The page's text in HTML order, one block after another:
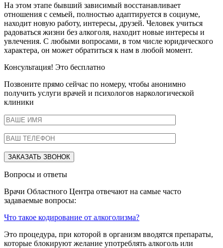
На этом этапе бывший зависимый восстанавливает
отношения с семьей, полностью адаптируется в социуме,
находит новую работу, интересы, друзей. Человек учиться
радоваться жизни без алкоголя, находит новые интересы и
увлечения. С любыми вопросами, в том числе юридического
характера, он может обратиться к нам в любой момент.
Консультация! Это бесплатно
Позвоните прямо сейчас по номеру, чтобы анонимно
получить услуги врачей и психологов наркологической
клиники
Вопросы и ответы
Врачи Областного Центра отвечают на самые часто
задаваемые вопросы:
Что такое кодирование от алкоголизма?
Это процедура, при которой в организм вводятся препараты,
которые блокируют желание употреблять алкоголь или